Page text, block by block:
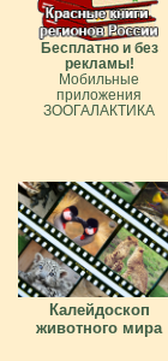
Бесплатно и без
рекламы!
Мобильные
приложения
ЗООГАЛАКТИКА
Калейдоскоп
животного мира